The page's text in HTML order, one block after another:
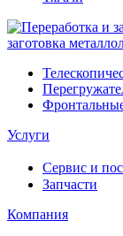
заготовка
Услуги
Сервис и
Запчасти
Компания